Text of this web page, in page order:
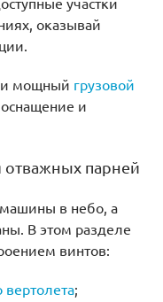
участки
оказывай
мощный грузовой
и
отважных парней
в небо, а
В этом разделе
винтов:
вертолета;